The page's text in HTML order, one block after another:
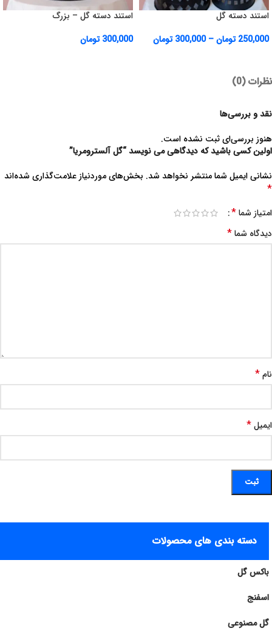
استند دسته گل
250,000 تومان–
300,000 تومان
استند دسته گل – بزرگ
300,000 تومان
نظرات (0)
نقد و بررسی‌ها
هنوز بررسی‌ای ثبت نشده است.
اولین کسی باشید که دیدگاهی می نویسد “گل آلسترومریا”
نشانی ایمیل شما منتشر نخواهد شد. بخش‌های موردنیاز علامت‌گذاری شده‌اند
*
امتیاز شما*
دیدگاه شما*
نام*
ایمیل*
دسته بندی های محصولات
باکس گل
اسفنج
گل مصنوعی